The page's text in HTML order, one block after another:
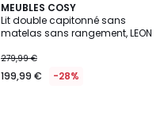
MEUBLES COSY
Lit double capitonné sans
matelas sans rangement, LEON
279,99 €
199,99 € -28%